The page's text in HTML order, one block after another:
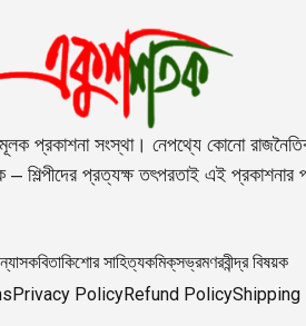
প্রকাশনা সংস্থা। নেপথ্যে কোনো
শিল্পীদের প্রত্যক্ষ তৎপরতাই এই প্রকাশনার
কবিতাকিশোর সাহিত্যকমিক্‌সভ্রমণরবীন্দ্র বিষয়ক
Privacy PolicyRefund Policy